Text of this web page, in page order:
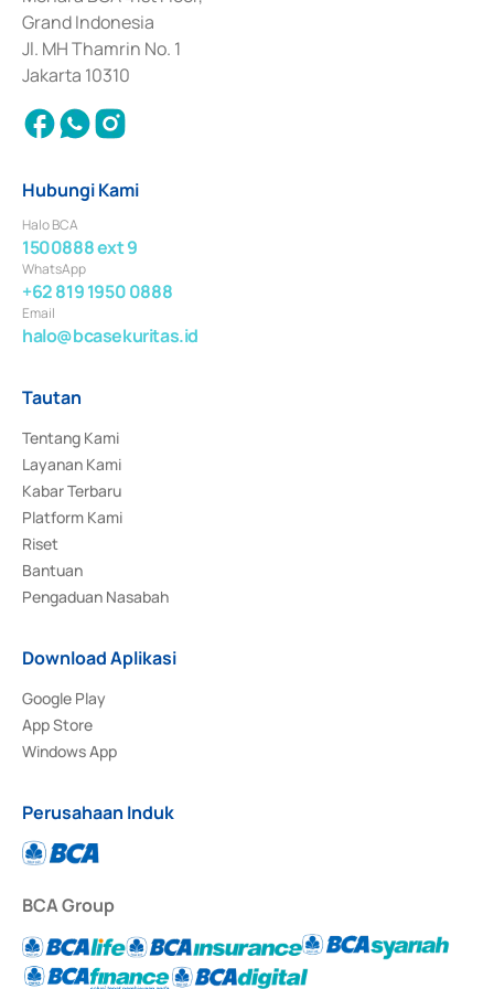
Surat Berharga Komersial yang izinnya diterbitkan pada tahun 2018.
Grand Indonesia
Jl. MH Thamrin No. 1
Jakarta 10310
Hubungi Kami
Halo BCA
1500888 ext 9
WhatsApp
+62 819 1950 0888
Email
halo@bcasekuritas.id
Tautan
Tentang Kami
Layanan Kami
Kabar Terbaru
Platform Kami
Riset
Bantuan
Pengaduan Nasabah
Download Aplikasi
Google Play
App Store
Windows App
Perusahaan Induk
BCA Group